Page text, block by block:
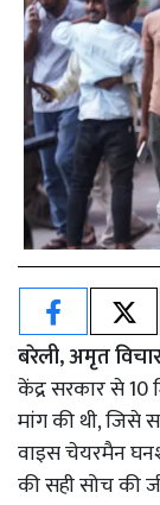
बरेली, अमृत
केंद्र सरकार से 10
मांग की थी, जिसे
वाइस चेयरमैन
की सही सोच की